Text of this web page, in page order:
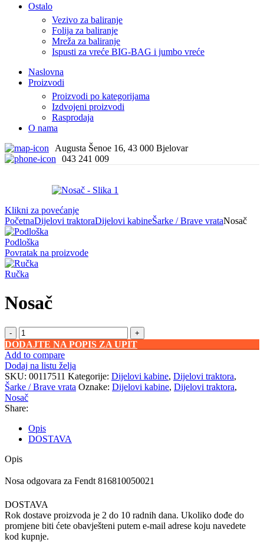
Ostalo
Vezivo za baliranje
Folija za baliranje
Mreža za baliranje
Ispusti za vreće BIG-BAG i jumbo vreće
Naslovna
Proizvodi
Proizvodi po kategorijama
Izdvojeni proizvodi
Rasprodaja
O nama
Augusta Šenoe 16, 43 000 Bjelovar
043 241 009
Klikni za povećanje
PočetnaDijelovi traktoraDijelovi kabineŠarke / Brave vrataNosač
Podloška
Povratak na proizvode
Ručka
Nosač
Nosač
količina
DODAJTE NA POPIS ZA UPIT
Add to compare
Dodaj na listu želja
SKU: 00117511 Kategorije: Dijelovi kabine, Dijelovi traktora,
Šarke / Brave vrata Oznake: Dijelovi kabine, Dijelovi traktora,
Nosač
Share:
Opis
DOSTAVA
Opis
Nosa odgovara za Fendt 816810050021
DOSTAVA
Rok dostave proizvoda je 2 do 10 radnih dana. Ukoliko dođe do
promjene biti ćete obavješteni putem e-mail adrese koju navedete
kod kupnje.